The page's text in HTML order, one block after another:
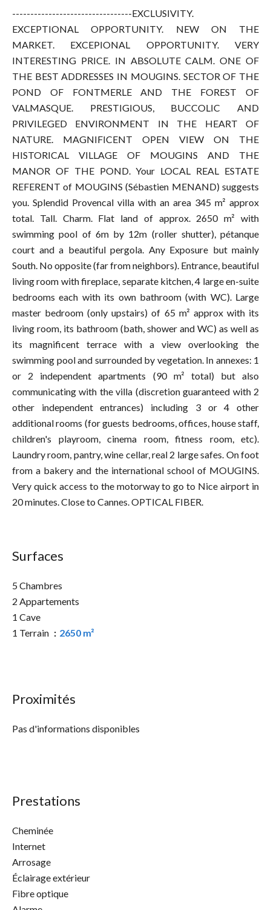
---------------------------------EXCLUSIVITY.
EXCEPTIONAL OPPORTUNITY. NEW ON THE
MARKET. EXCEPIONAL OPPORTUNITY. VERY
INTERESTING PRICE. IN ABSOLUTE CALM. ONE OF
THE BEST ADDRESSES IN MOUGINS. SECTOR OF THE
POND OF FONTMERLE AND THE FOREST OF
VALMASQUE. PRESTIGIOUS, BUCCOLIC AND
PRIVILEGED ENVIRONMENT IN THE HEART OF
NATURE. MAGNIFICENT OPEN VIEW ON THE
HISTORICAL VILLAGE OF MOUGINS AND THE
MANOR OF THE POND. Your LOCAL REAL ESTATE
REFERENT of MOUGINS (Sébastien MENAND) suggests
you. Splendid Provencal villa with an area 345 m² approx
total. Tall. Charm. Flat land of approx. 2650 m² with
swimming pool of 6m by 12m (roller shutter), pétanque
court and a beautiful pergola. Any Exposure but mainly
South. No opposite (far from neighbors). Entrance, beautiful
living room with fireplace, separate kitchen, 4 large en-suite
bedrooms each with its own bathroom (with WC). Large
master bedroom (only upstairs) of 65 m² approx with its
living room, its bathroom (bath, shower and WC) as well as
its magnificent terrace with a view overlooking the
swimming pool and surrounded by vegetation. In annexes: 1
or 2 independent apartments (90 m² total) but also
communicating with the villa (discretion guaranteed with 2
other independent entrances) including 3 or 4 other
additional rooms (for guests bedrooms, offices, house staff,
children's playroom, cinema room, fitness room, etc).
Laundry room, pantry, wine cellar, real 2 large safes. On foot
from a bakery and the international school of MOUGINS.
Very quick access to the motorway to go to Nice airport in
20 minutes. Close to Cannes. OPTICAL FIBER.
Surfaces
5 Chambres
2 Appartements
1 Cave
1 Terrain
2650 m²
Proximités
Pas d'informations disponibles
Prestations
Cheminée
Internet
Arrosage
Éclairage extérieur
Fibre optique